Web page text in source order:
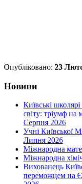
Опубліковано: 23
Новини
Київські
світу: тріумф на
Серпня 2026
Учні Київської
Липня 2026
Міжнародна
Міжнародна
Вихованець
переможцем на